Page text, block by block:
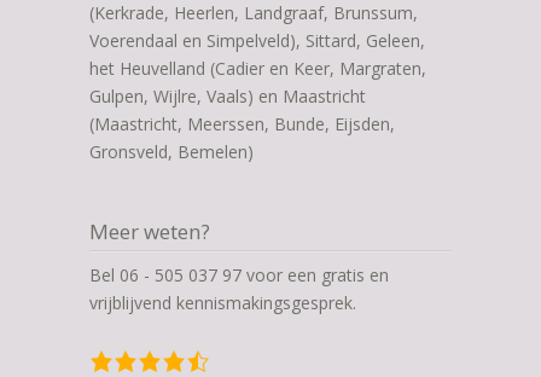
(Kerkrade, Heerlen, Landgraaf, Brunssum,
Voerendaal en Simpelveld), Sittard, Geleen,
het Heuvelland (Cadier en Keer, Margraten,
Gulpen, Wijlre, Vaals) en Maastricht
(Maastricht, Meerssen, Bunde, Eijsden,
Gronsveld, Bemelen)
Meer weten?
Bel 06 - 505 037 97 voor een gratis en
vrijblijvend kennismakingsgesprek.
4,5